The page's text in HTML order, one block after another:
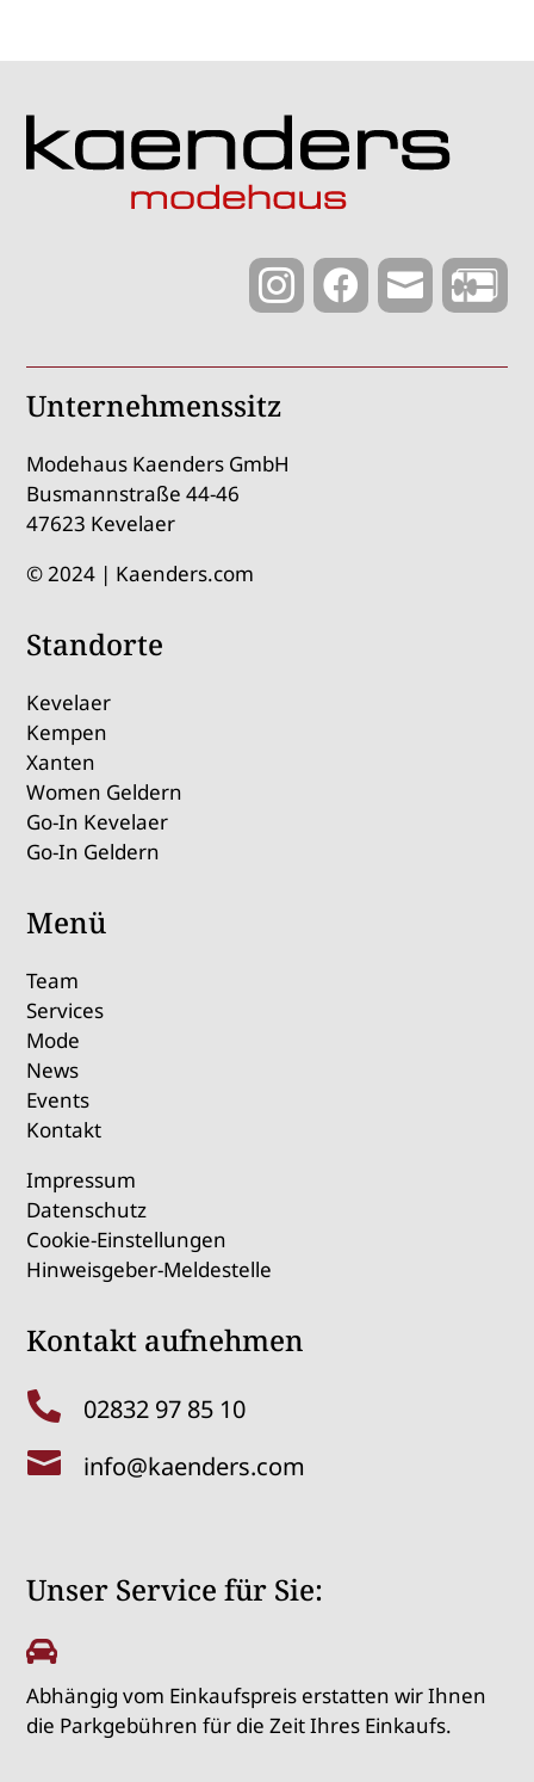



Unternehmenssitz
Modehaus Kaenders GmbH
Busmannstraße 44-46
47623 Kevelaer
© 2024 | Kaenders.com
Standorte
Kevelaer
Kempen
Xanten
Women Geldern
Go-In Kevelaer
Go-In Geldern
Menü
Team
Services
Mode
News
Events
Kontakt
Impressum
Datenschutz
Cookie-Einstellungen
Hinweisgeber-Meldestelle
Kontakt aufnehmen
 02832 97 85 10
 info@kaenders.com
Unser Service für Sie:

Abhängig vom Einkaufspreis erstatten wir Ihnen
die Parkgebühren für die Zeit Ihres Einkaufs.